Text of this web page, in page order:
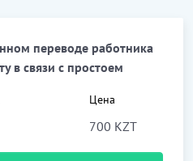
переводе работника
в связи с простоем
Цена
700 KZT